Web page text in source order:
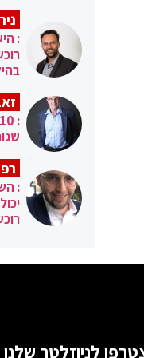
:
:
לניוזלטר שלנו